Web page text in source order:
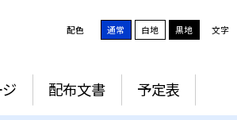
配色 通常 白地 黒地 文字
配布文書 予定表